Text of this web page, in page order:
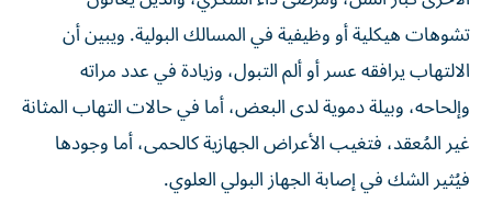
تشوهات هيكلية أو وظيفية في المسالك البولية. ويبين أن
الالتهاب يرافقه عسر أو ألم التبول، وزيادة في عدد مراته
وإلحاحه، وبيلة دموية لدى البعض، أما في حالات التهاب المثانة
غير المُعقد، فتغيب الأعراض الجهازية كالحمى، أما وجودها
فيُثير الشك في إصابة الجهاز البولي العلوي.